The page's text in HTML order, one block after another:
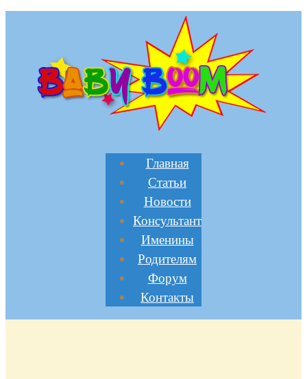
Главная
Статьи
Новости
Консультант
Именины
Родителям
Форум
Контакты